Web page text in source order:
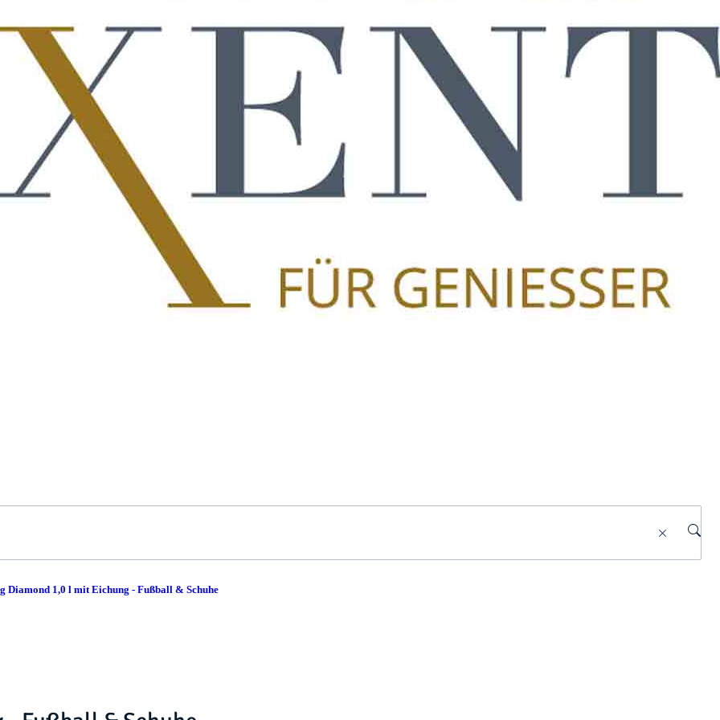
Diamond 1,0 l mit Eichung - Fußball & Schuhe